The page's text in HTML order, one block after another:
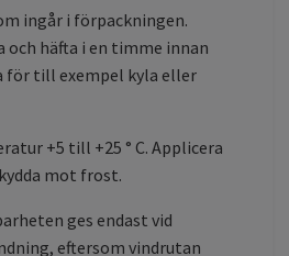
ingår i förpackningen.
och häfta i en timme innan
för till exempel kyla eller
+5 till +25 ° C. Applicera
mot frost.
ges endast vid
eftersom vindrutan